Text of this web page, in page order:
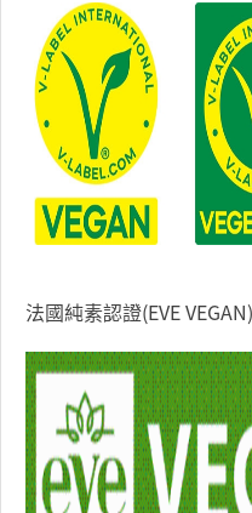
法國純素認證(EVE